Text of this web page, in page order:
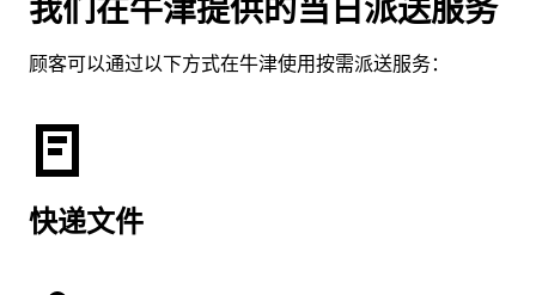
我们在牛津提供的当日派送服务
顾客可以通过以下方式在牛津使用按需派送服务：
快递文件